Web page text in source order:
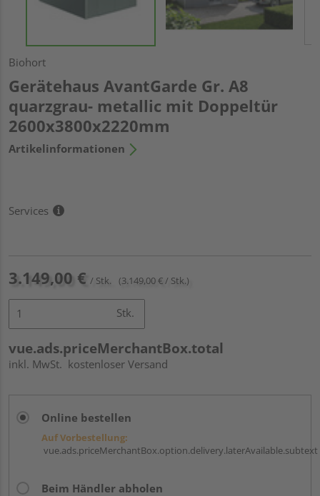
Biohort
Gerätehaus AvantGarde Gr. A8
quarzgrau- metallic mit Doppeltür
2600x3800x2220mm
Artikelinformationen
Services
3.149,00 € / Stk. (3.149,00 € / Stk.)
Stk.
vue.ads.priceMerchantBox.total
inkl. MwSt. kostenloser Versand
Online bestellen
Auf Vorbestellung:
vue.ads.priceMerchantBox.option.delivery.laterAvailable.subtext
Beim Händler abholen